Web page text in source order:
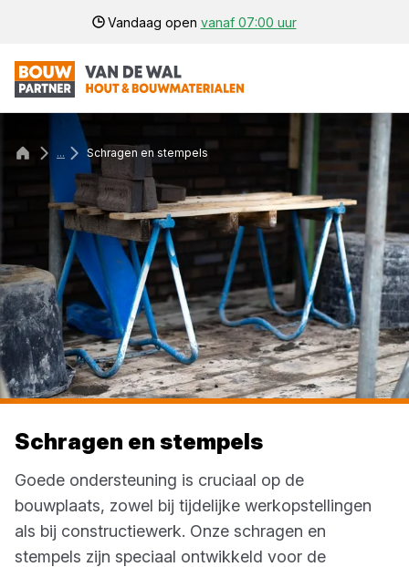
Vandaag open vanaf 07:00 uur
... Schragen en stempels
Schragen en stempels
Goede ondersteuning is cruciaal op de
bouwplaats, zowel bij tijdelijke werkopstellingen
als bij constructiewerk. Onze schragen en
stempels zijn speciaal ontwikkeld voor de